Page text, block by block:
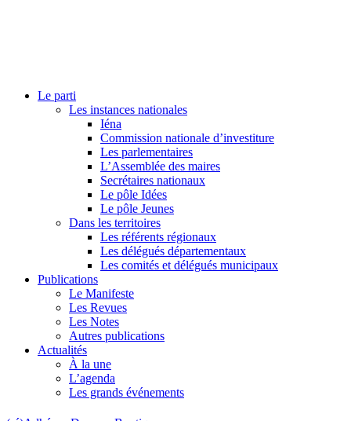
Le parti
Les instances nationales
Iéna
Commission nationale d’investiture
Les parlementaires
L’Assemblée des maires
Secrétaires nationaux
Le pôle Idées
Le pôle Jeunes
Dans les territoires
Les référents régionaux
Les délégués départementaux
Les comités et délégués municipaux
Publications
Le Manifeste
Les Revues
Les Notes
Autres publications
Actualités
À la une
L’agenda
Les grands événements